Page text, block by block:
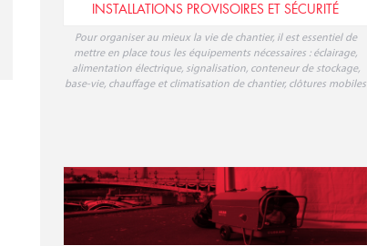
INSTALLATIONS PROVISOIRES ET SÉCURITÉ
Pour organiser au mieux la vie de chantier, il est essentiel de
mettre en place tous les équipements nécessaires : éclairage,
alimentation électrique, signalisation, conteneur de stockage,
base-vie, chauffage et climatisation de chantier, clôtures mobiles